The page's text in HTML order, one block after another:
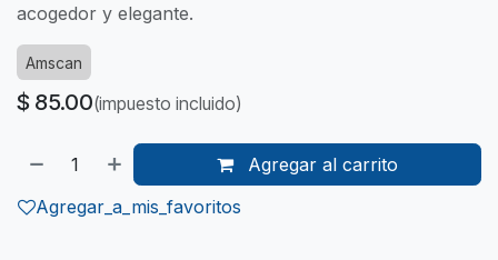
acogedor y elegante.
Amscan
$ 85.00(impuesto incluido)
Agregar al carrito
Agregar_a_mis_favoritos